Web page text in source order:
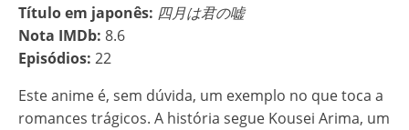
Título em japonês: 四月は君の嘘
Nota IMDb: 8.6
Episódios: 22
Este anime é, sem dúvida, um exemplo no que toca a
romances trágicos. A história segue Kousei Arima, um